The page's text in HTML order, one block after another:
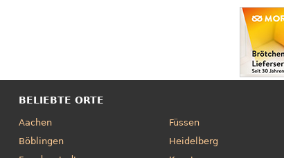
BELIEBTE ORTE
Aachen
Böblingen
Füssen
Heidelberg